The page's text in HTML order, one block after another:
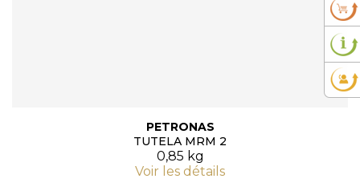
PETRONAS
TUTELA MRM 2
0,85 kg
Voir les détails